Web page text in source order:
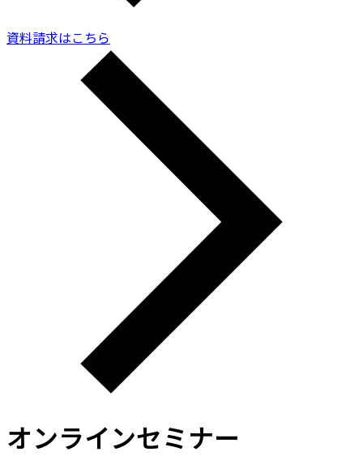
資料請求はこちら
オンラインセミナー